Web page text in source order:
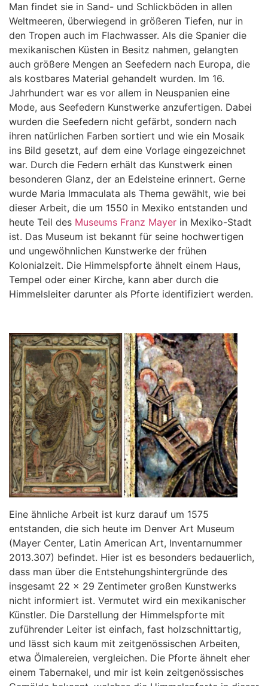
Man findet sie in Sand- und Schlickböden in allen
Weltmeeren, überwiegend in größeren Tiefen, nur in
den Tropen auch im Flachwasser. Als die Spanier die
mexikanischen Küsten in Besitz nahmen, gelangten
auch größere Mengen an Seefedern nach Europa, die
als kostbares Material gehandelt wurden. Im 16.
Jahrhundert war es vor allem in Neuspanien eine
Mode, aus Seefedern Kunstwerke anzufertigen. Dabei
wurden die Seefedern nicht gefärbt, sondern nach
ihren natürlichen Farben sortiert und wie ein Mosaik
ins Bild gesetzt, auf dem eine Vorlage eingezeichnet
war. Durch die Federn erhält das Kunstwerk einen
besonderen Glanz, der an Edelsteine erinnert. Gerne
wurde Maria Immaculata als Thema gewählt, wie bei
dieser Arbeit, die um 1550 in Mexiko entstanden und
heute Teil des Museums Franz Mayer in Mexiko-Stadt
ist. Das Museum ist bekannt für seine hochwertigen
und ungewöhnlichen Kunstwerke der frühen
Kolonialzeit. Die Himmelspforte ähnelt einem Haus,
Tempel oder einer Kirche, kann aber durch die
Himmelsleiter darunter als Pforte identifiziert werden.
Eine ähnliche Arbeit ist kurz darauf um 1575
entstanden, die sich heute im Denver Art Museum
(Mayer Center, Latin American Art, Inventarnummer
2013.307) befindet. Hier ist es besonders bedauerlich,
dass man über die Entstehungshintergründe des
insgesamt 22 x 29 Zentimeter großen Kunstwerks
nicht informiert ist. Vermutet wird ein mexikanischer
Künstler. Die Darstellung der Himmelspforte mit
zuführender Leiter ist einfach, fast holzschnittartig,
und lässt sich kaum mit zeitgenössischen Arbeiten,
etwa Ölmalereien, vergleichen. Die Pforte ähnelt eher
einem Tabernakel, und mir ist kein zeitgenössisches